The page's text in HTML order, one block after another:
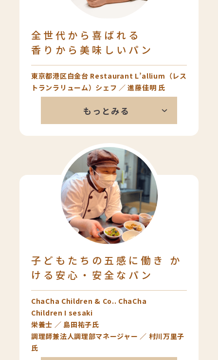
全世代から喜ばれる
香りから美味しいパン
東京都港区白金台 Restaurant L’allium（レス
トランラリューム）シェフ ／ 進藤佳明 氏
ているなと思います。粉の香りも良
はもっちり皮はパリッとしている食
感のコントラストは、レストランの
お客様にもすごく気に入っていただ
いています。普通においしいおかず
を食べる時は、やっぱり白米の方が
美味しいじゃないですか。それと同
じで、スタイルブレッドのパンは主
張が強すぎないところが僕は結構気
に入っています。
もっとみる
子どもたちの五感に働き か
ける安心・安全なパン
ChaCha Children & Co.. ChaCha
Children I sesaki
栄養士 ／ 島田祐子氏
調理師兼法人調理部マネージャー ／ 村川万里子
氏